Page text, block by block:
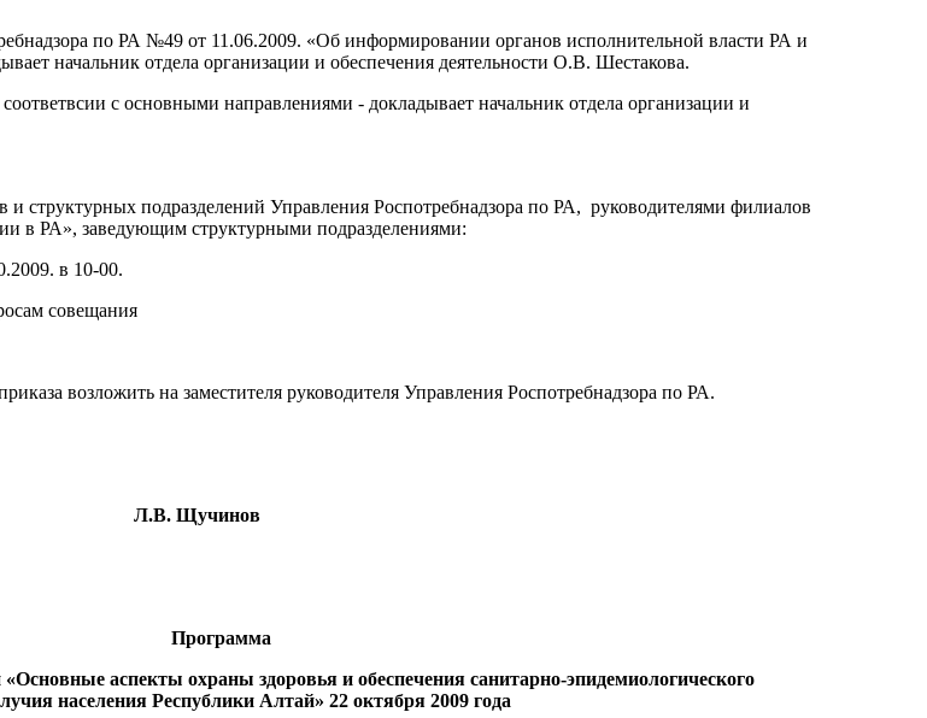
по РА №49 от 11.06.2009. «Об информировании органов исполнительной власти РА и
начальник отдела организации и обеспечения деятельности О.В. Шестакова.
с основными направлениями - докладывает начальник отдела организации и
и структурных подразделений Управления Роспотребнадзора по РА, руководителями филиалов
в РА», заведующим структурными подразделениями:
в 10-00.
совещания
возложить на заместителя руководителя Управления Роспотребнадзора по РА.
Л.В. Щучинов
Программа
аспекты охраны здоровья и обеспечения санитарно-эпидемиологического
населения Республики Алтай» 22 октября 2009 года